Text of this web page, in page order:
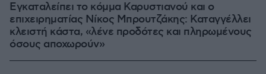
Εγκαταλείπει το κόμμα Καρυστιανού και ο
επιχειρηματίας Νίκος Μπρουτζάκης: Καταγγέλλει
κλειστή κάστα, «λένε προδότες και πληρωμένους
όσους αποχωρούν»